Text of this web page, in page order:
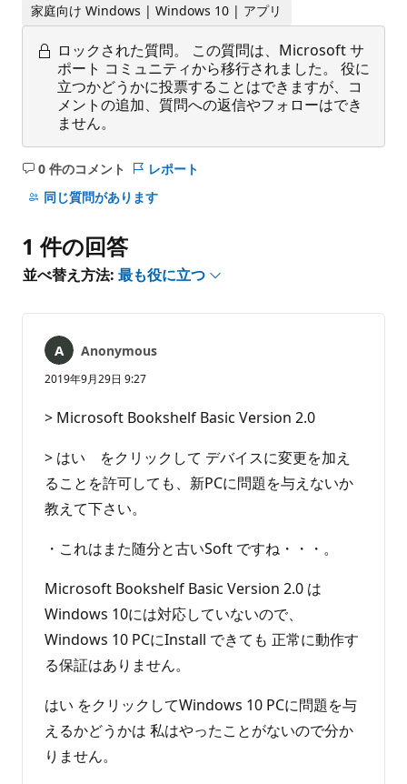
家庭向け Windows | Windows 10 | アプリ
ロックされた質問。
この質問は、Microsoft サ
ポート コミュニティから移行されました。 役に
立つかどうかに投票することはできますが、コ
メントの追加、質問への返信やフォローはでき
ません。
0 件のコメント
コ
メ
は
あ
ま
ん
レポート
同じ質問があります
1 件の回答
並べ替え方法: 最も役に立つ
Anonymous
2019年9月29日 9:27
> Microsoft Bookshelf Basic Version 2.0
> はい をクリックして デバイスに変更を加え
ることを許可しても、新PCに問題を与えないか
教えて下さい。
・これはまた随分と古いSoft ですね・・・。
Microsoft Bookshelf Basic Version 2.0 は
Windows 10には対応していないので、
Windows 10 PCにInstall できても 正常に動作す
る保証はありません。
はい をクリックしてWindows 10 PCに問題を与
えるかどうかは 私はやったことがないので分か
りません。